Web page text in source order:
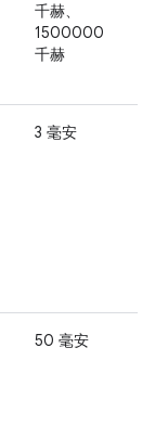
千赫、
1500000
千赫
3 毫安
50 毫安